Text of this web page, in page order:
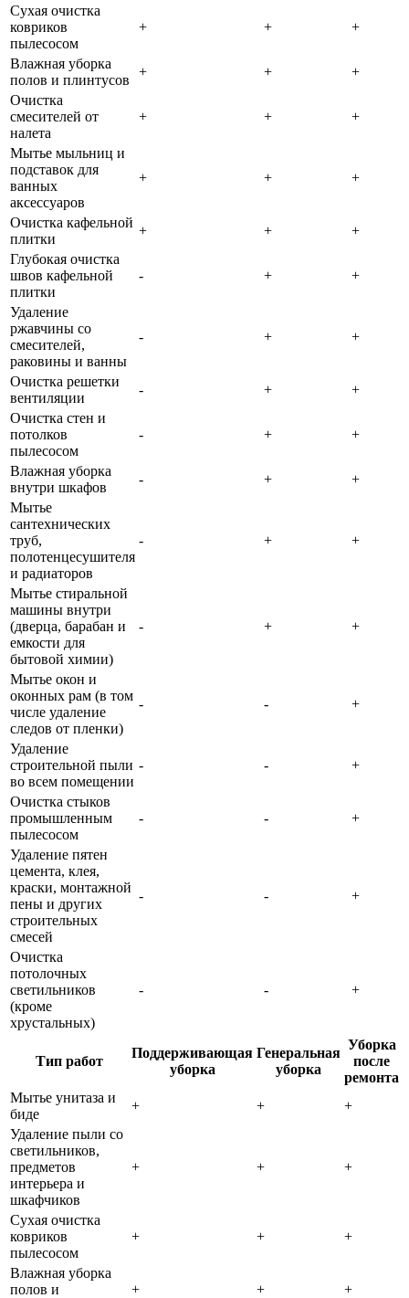
Сухая очистка
ковриков
пылесосом
+ + +
Влажная уборка
полов и плинтусов
+ +
+
Очистка
смесителей от
налета
+ + +
Мытье мыльниц и
подставок для
ванных
аксессуаров
+ + +
Очистка кафельной
плитки
+ +
+
Глубокая очистка
швов кафельной
плитки
- + +
Удаление
ржавчины со
смесителей,
раковины и ванны
- + +
Очистка решетки
вентиляции
- +
+
Очистка стен и
потолков
пылесосом
- + +
Влажная уборка
внутри шкафов
- +
+
Мытье
сантехнических
труб,
полотенцесушителя
и радиаторов
- + +
Мытье стиральной
машины внутри
(дверца, барабан и
емкости для
бытовой химии)
- + +
Мытье окон и
оконных рам (в том
числе удаление
следов от пленки)
- - +
Удаление
строительной пыли
во всем помещении
- - +
Очистка стыков
промышленным
пылесосом
- - +
Удаление пятен
цемента, клея,
краски, монтажной
пены и других
строительных
смесей
- - +
Очистка
потолочных
светильников
(кроме
хрустальных)
- - +
Тип работ
Поддерживающая
уборка
Генеральная
уборка
Уборка
после
ремонта
Мытье унитаза и
биде
+ +
+
Удаление пыли со
светильников,
предметов
интерьера и
шкафчиков
+ + +
Сухая очистка
ковриков
пылесосом
+ + +
Влажная уборка
полов и
+ + +